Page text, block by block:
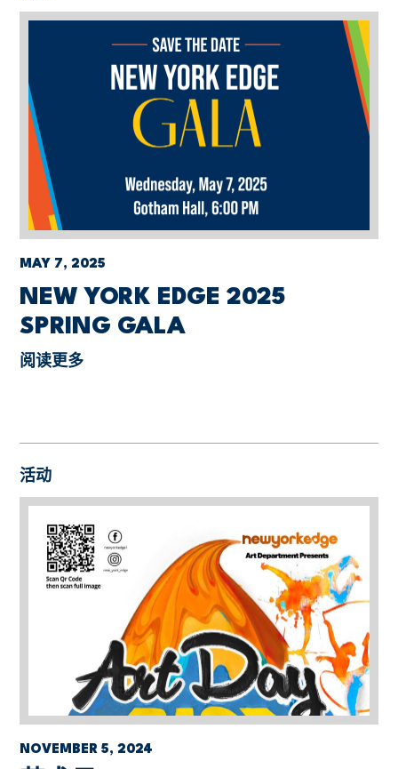
MAY 7, 2025
NEW YORK EDGE 2025
SPRING GALA
阅读更多
活动
NOVEMBER 5, 2024